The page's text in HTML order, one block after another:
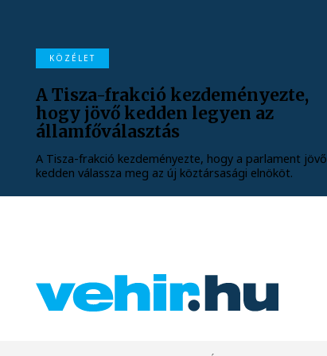
KÖZÉLET
A Tisza-frakció kezdeményezte,
hogy jövő kedden legyen az
államfőválasztás
A Tisza-frakció kezdeményezte, hogy a parlament jövő
kedden válassza meg az új köztársasági elnököt.